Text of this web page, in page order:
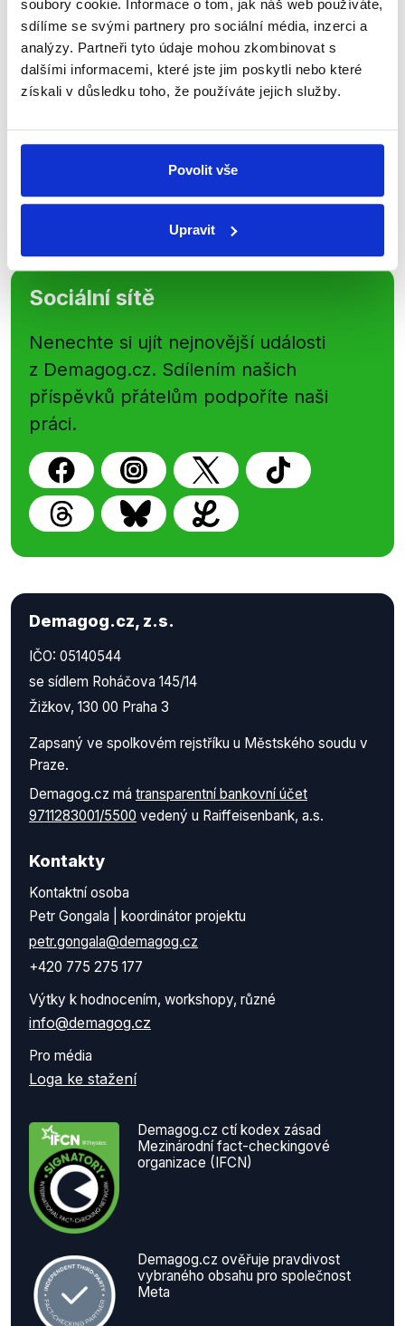
soubory cookie. Informace o tom, jak náš web používáte,
sdílíme se svými partnery pro sociální média, inzerci a
analýzy. Partneři tyto údaje mohou zkombinovat s
dalšími informacemi, které jste jim poskytli nebo které
získali v důsledku toho, že používáte jejich služby.
Povolit vše
Upravit
newsletteru nebowhatsappového
kanálu, kde pravidelně přinášíme
shrnutí nejzajímavějších článků a analýz.
Začněte nás odebírat, a mějte tak
přehled o tom, jaké dezinformace a
nepravdy se zrovna v Česku šíří.
Newsletter WhatsApp
Sociální sítě
Nenechte si ujít nejnovější události
z Demagog.cz. Sdílením našich
příspěvků přátelům podpoříte naši
práci.
Demagog.cz, z.s.
IČO: 05140544
se sídlem Roháčova 145/14
Žižkov, 130 00 Praha 3
Zapsaný ve spolkovém rejstříku u Městského soudu v
Praze.
Demagog.cz má transparentní bankovní účet
9711283001/5500 vedený u Raiffeisenbank, a.s.
Kontakty
Kontaktní osoba
Petr Gongala | koordinátor projektu
petr.gongala@demagog.cz
+420 775 275 177
Výtky k hodnocením, workshopy, různé
info@demagog.cz
Pro média
Loga ke stažení
Demagog.cz ctí kodex zásad
Mezinárodní fact-checkingové
organizace (IFCN)
Demagog.cz ověřuje pravdivost
vybraného obsahu pro společnost
Meta